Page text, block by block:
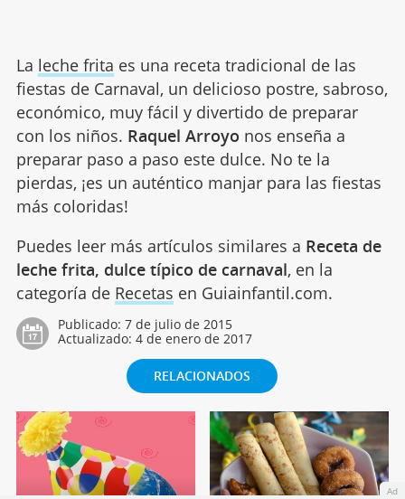
La leche frita es una receta tradicional de las
fiestas de Carnaval, un delicioso postre, sabroso,
económico, muy fácil y divertido de preparar
con los niños. Raquel Arroyo nos enseña a
preparar paso a paso este dulce. No te la
pierdas, ¡es un auténtico manjar para las fiestas
más coloridas!
Puedes leer más artículos similares a Receta de
leche frita, dulce típico de carnaval, en la
categoría de Recetas en Guiainfantil.com.
Publicado: 7 de julio de 2015
Actualizado: 4 de enero de 2017
RELACIONADOS
Ad